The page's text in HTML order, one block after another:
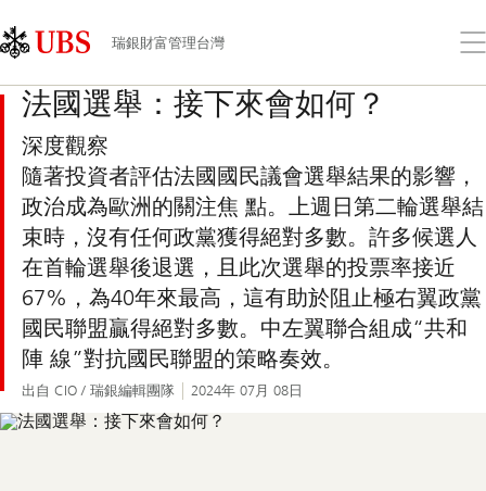
Links
Area
瑞銀財富管理台灣
打
功
法國選舉：接下來會如何？
深度觀察
隨著投資者評估法國國民議會選舉結果的影響，
政治成為歐洲的關注焦 點。上週日第二輪選舉結
束時，沒有任何政黨獲得絕對多數。許多候選人
在首輪選舉後退選，且此次選舉的投票率接近
67%，為40年來最高，這有助於阻止極右翼政黨
國民聯盟贏得絕對多數。中左翼聯合組成“共和
陣 線”對抗國民聯盟的策略奏效。
出自 CIO / 瑞銀編輯團隊 2024年 07月 08日